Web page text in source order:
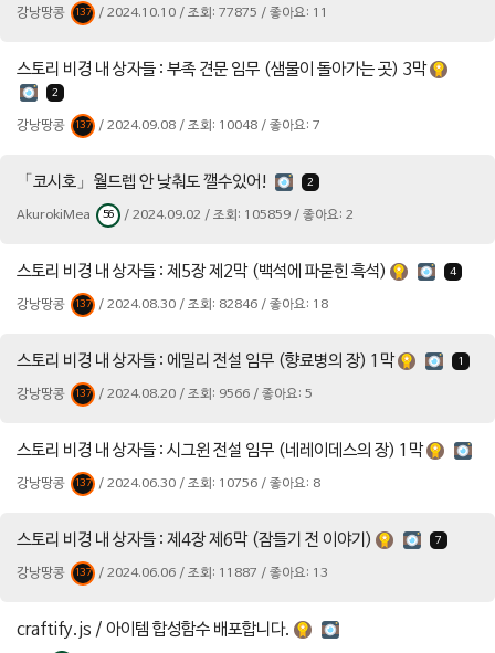
강낭땅콩 137 / 2024.10.10 / 조회: 77875 / 좋아요: 11
스토리 비경 내 상자들 : 부족 견문 임무 (샘물이 돌아가는 곳) 3막
2
강낭땅콩 137 / 2024.09.08 / 조회: 10048 / 좋아요: 7
「코시호」월드렙 안 낮춰도 깰수있어! 2
AkurokiMea 56 / 2024.09.02 / 조회: 105859 / 좋아요: 2
스토리 비경 내 상자들 : 제5장 제2막 (백석에 파묻힌 흑석) 4
강낭땅콩 137 / 2024.08.30 / 조회: 82846 / 좋아요: 18
스토리 비경 내 상자들 : 에밀리 전설 임무 (향료병의 장) 1막 1
강낭땅콩 137 / 2024.08.20 / 조회: 9566 / 좋아요: 5
스토리 비경 내 상자들 : 시그윈 전설 임무 (네레이데스의 장) 1막
강낭땅콩 137 / 2024.06.30 / 조회: 10756 / 좋아요: 8
스토리 비경 내 상자들 : 제4장 제6막 (잠들기 전 이야기) 7
강낭땅콩 137 / 2024.06.06 / 조회: 11887 / 좋아요: 13
craftify.js / 아이템 합성함수 배포합니다.